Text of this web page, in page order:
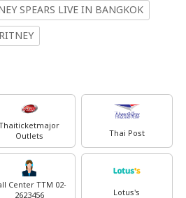
SPEARS LIVE IN BANGKOK
Outlets
Thai Post
Center TTM 02-
2623456
Lotus's